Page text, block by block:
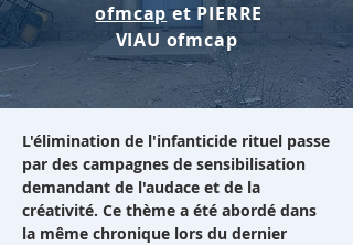
ofmcapet PIERRE
VIAU ofmcap
L'élimination de l'infanticide rituel passe
par des campagnes de sensibilisation
demandant de l'audace et de la
créativité. Ce thème a été abordé dans
la même chronique lors du dernier